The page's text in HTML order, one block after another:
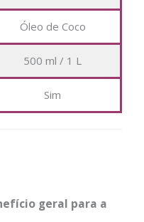
Óleo de Coco
500 ml / 1 L
Sim
geral para a